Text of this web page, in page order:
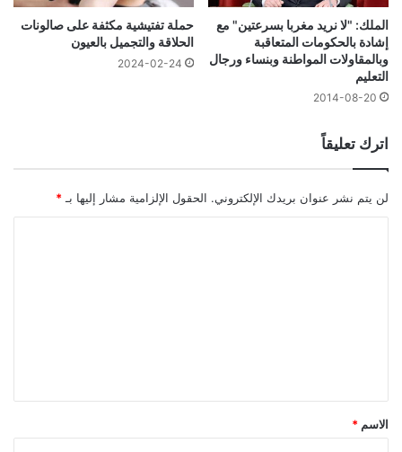
الملك: "لا نريد مغربا بسرعتين" مع
إشادة بالحكومات المتعاقبة
وبالمقاولات المواطنة وبنساء ورجال
التعليم
2014-08-20
حملة تفتيشية مكثفة على صالونات
الحلاقة والتجميل بالعيون
2024-02-24
اترك تعليقاً
لن يتم نشر عنوان بريدك الإلكتروني. الحقول الإلزامية مشار إليها بـ *
*
الاسم *